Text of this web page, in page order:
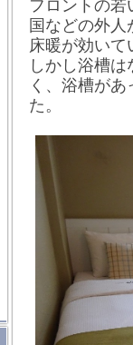
フロントの
国などの外人
床暖が効いて
しかし浴槽
く、浴槽が
た。